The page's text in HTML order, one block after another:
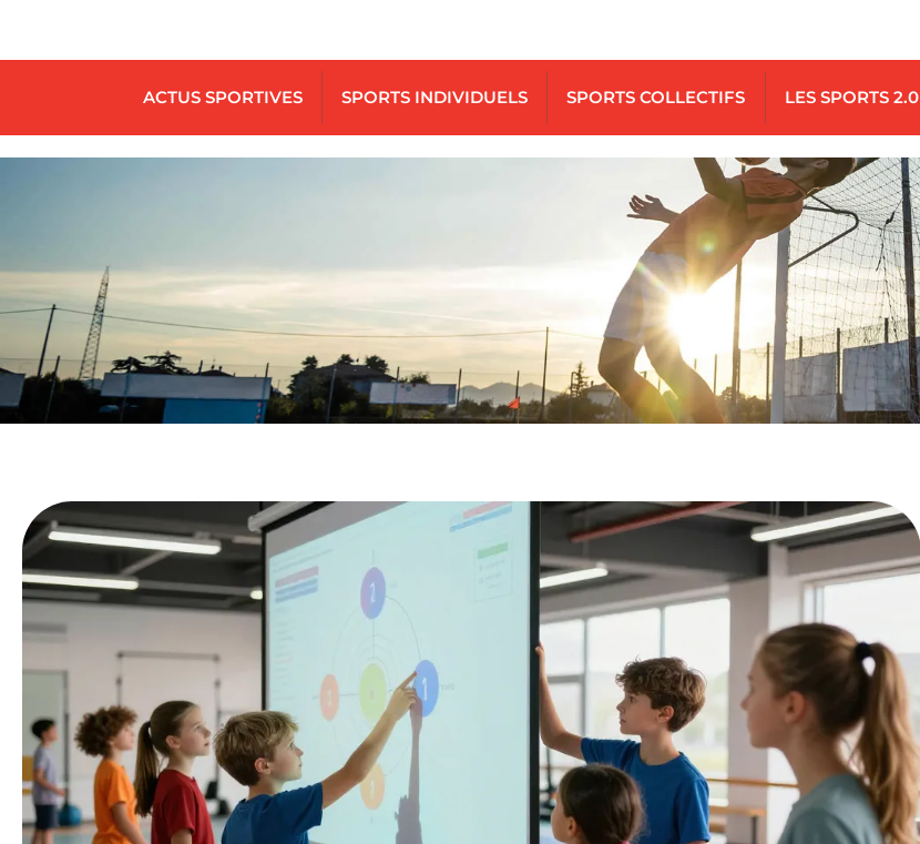
ACTUS SPORTIVES SPORTS INDIVIDUELS SPORTS COLLECTIFS LES SPORTS 2.0